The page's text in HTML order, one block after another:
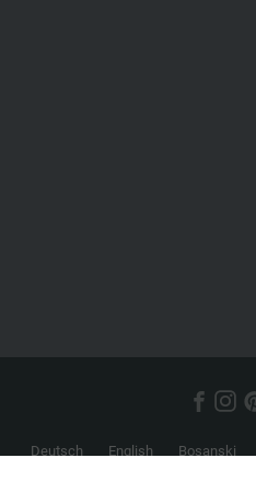
Deutsch English Bosanski